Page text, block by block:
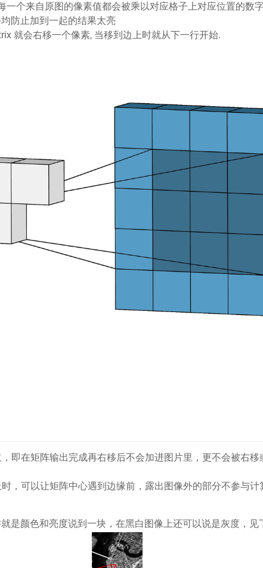
一个来自原图的像素值都会被乘以对应格子上对应位置的数
防止加到一起的结果太亮
就会右移一个像素, 当移到边上时就从下一行开始.
即在矩阵输出完成再右移后不会加进图片里，更不会被右移
，可以让矩阵中心遇到边缘前，露出图像外的部分不参与计
是颜色和亮度说到一块，在黑白图像上还可以说是灰度，见